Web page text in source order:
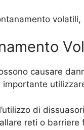
causare
di
reti o barriere